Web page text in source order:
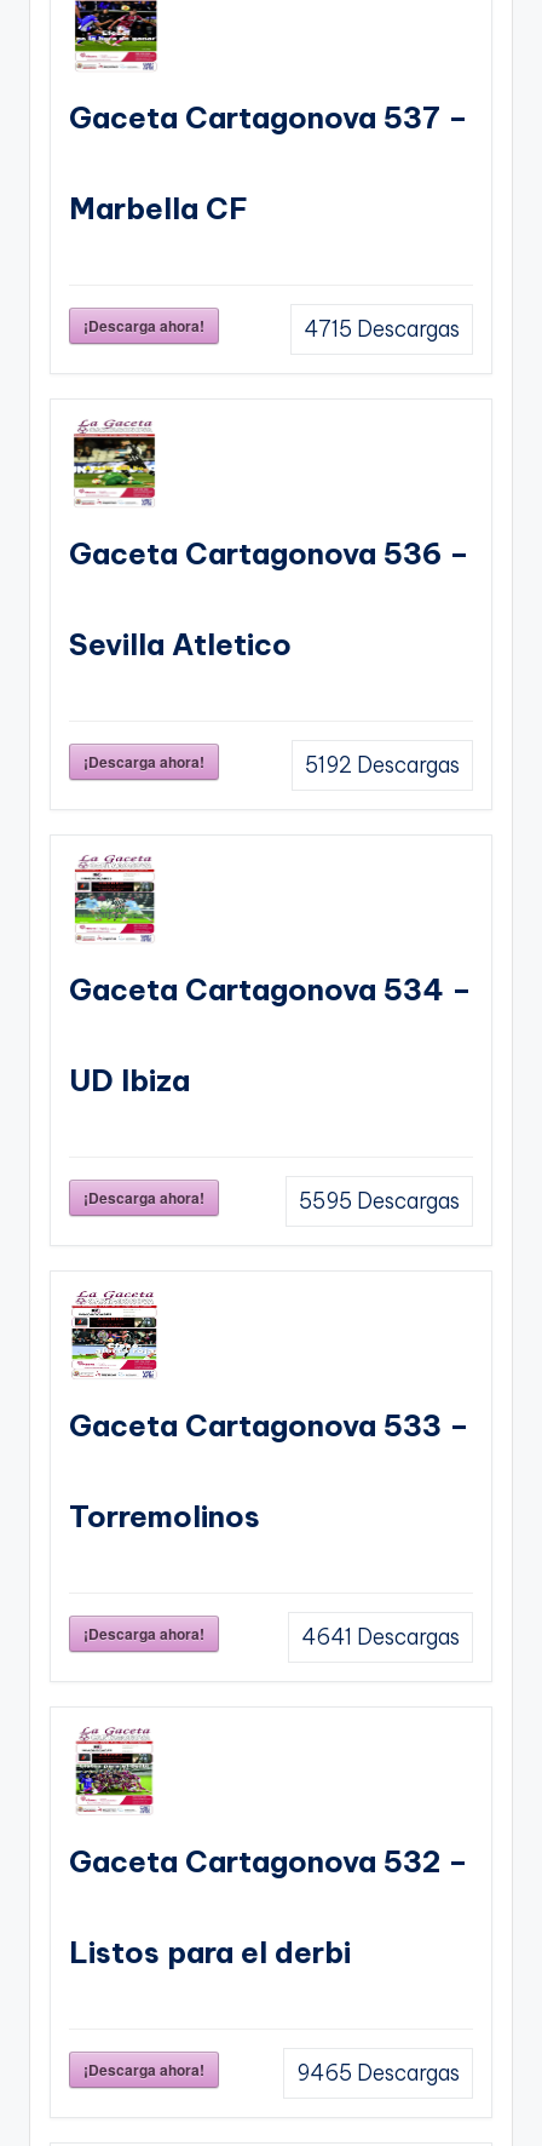
Gaceta Cartagonova 537 –
Marbella CF
¡Descarga ahora! 4715 Descargas
Gaceta Cartagonova 536 –
Sevilla Atletico
¡Descarga ahora! 5192 Descargas
Gaceta Cartagonova 534 –
UD Ibiza
¡Descarga ahora! 5595 Descargas
Gaceta Cartagonova 533 –
Torremolinos
¡Descarga ahora! 4641 Descargas
Gaceta Cartagonova 532 –
Listos para el derbi
¡Descarga ahora! 9465 Descargas